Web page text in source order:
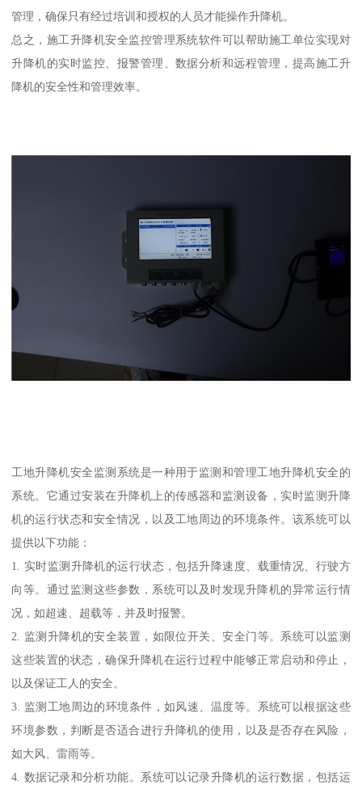
管理，确保只有经过培训和授权的人员才能操作升降机。
总之，施工升降机安全监控管理系统软件可以帮助施工单位实现对
升降机的实时监控、报警管理、数据分析和远程管理，提高施工升
降机的安全性和管理效率。
工地升降机安全监测系统是一种用于监测和管理工地升降机安全的
系统。它通过安装在升降机上的传感器和监测设备，实时监测升降
机的运行状态和安全情况，以及工地周边的环境条件。该系统可以
提供以下功能：
1. 实时监测升降机的运行状态，包括升降速度、载重情况、行驶方
向等。通过监测这些参数，系统可以及时发现升降机的异常运行情
况，如超速、超载等，并及时报警。
2. 监测升降机的安全装置，如限位开关、安全门等。系统可以监测
这些装置的状态，确保升降机在运行过程中能够正常启动和停止，
以及保证工人的安全。
3. 监测工地周边的环境条件，如风速、温度等。系统可以根据这些
环境参数，判断是否适合进行升降机的使用，以及是否存在风险，
如大风、雷雨等。
4. 数据记录和分析功能。系统可以记录升降机的运行数据，包括运